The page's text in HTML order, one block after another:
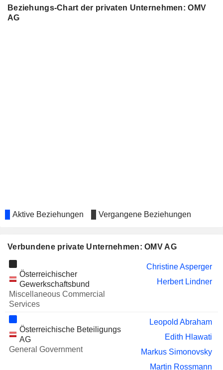
FINANCE
HOUSE
SYSTEMTECHNIK
AKTIENGESELLSCHAFT
VIENNA INSURANCE
GROUP AG
SBO AG
Wolfram Littich
LIMITED
Roderick Ritchie
ABU DHABI
Saeed Mohammed Al-Mazrouei
Beziehungs-Chart der privaten Unternehmen: OMV
AG
Aktive Beziehungen Vergangene Beziehungen
Verbundene private Unternehmen: OMV AG
Österreichischer
Gewerkschaftsbund
Miscellaneous Commercial
Services
Christine Asperger
Herbert Lindner
Österreichische Beteiligungs
AG
General Government
Leopold Abraham
Edith Hlawati
Markus Simonovsky
Martin Rossmann